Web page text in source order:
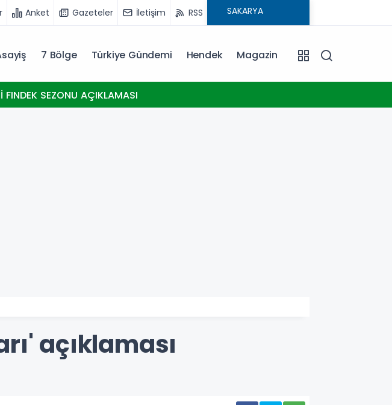
Anket Gazeteler İletişim RSS
7 Bölge Türkiye Gündemi Hendek Magazin
SEZONU AÇIKLAMASI
açıklaması